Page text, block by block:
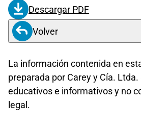
Descargar PDF
Volver
La información contenida en
preparada por Carey y Cía.
educativos e informativos y no
legal.